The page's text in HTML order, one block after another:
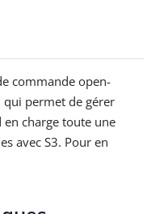
commande open-
permet de gérer
en charge toute une
avec S3. Pour en